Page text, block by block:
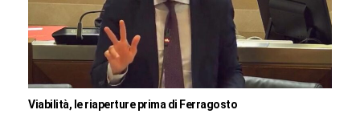
Viabilità, le riaperture prima di Ferragosto